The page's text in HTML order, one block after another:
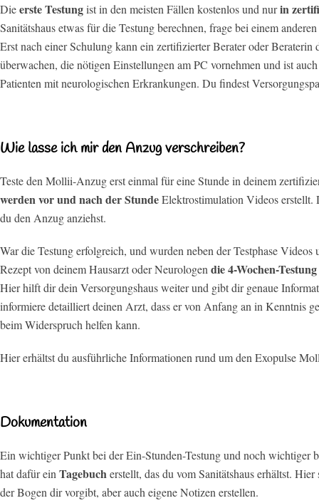
Dieerste Testungist in den meisten Fällen kostenlos und nurin
Sanitätshaus etwas für die Testung berechnen, frage bei einem
Erst nach einer Schulung kann ein zertifizierter Berater oder
überwachen, die nötigen Einstellungen am PC vornehmen und ist
Patienten mit neurologischen Erkrankungen. Du findest
Wie lasse ich mir den Anzug verschreiben?
Teste den Mollii-Anzug erst einmal für eine Stunde in deinem
werden vor und nach der StundeElektrostimulation Videos erstellt.
du den Anzug anziehst.
War die Testung erfolgreich, und wurden neben der Testphase
Rezept von deinem Hausarzt oder Neurologen die 4-Wochen-
Hier hilft dir dein Versorgungshaus weiter und gibt dir genaue
informiere detailliert deinen Arzt, dass er von Anfang an in Kenntnis
beim Widerspruch helfen kann.
Hier erhältst du ausführliche Informationen rund um den Exopulse
Dokumentation
Ein wichtiger Punkt bei der Ein-Stunden-Testung und noch wichtiger
hat dafür ein Tagebucherstellt, das du vom Sanitätshaus erhältst.
der Bogen dir vorgibt, aber auch eigene Notizen erstellen.